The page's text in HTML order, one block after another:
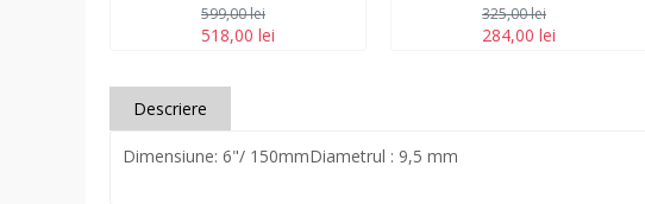
518,00 lei
599,00 lei
284,00 lei
325,00 lei
Descriere
Dimensiune: 6"/ 150mmDiametrul : 9,5 mm